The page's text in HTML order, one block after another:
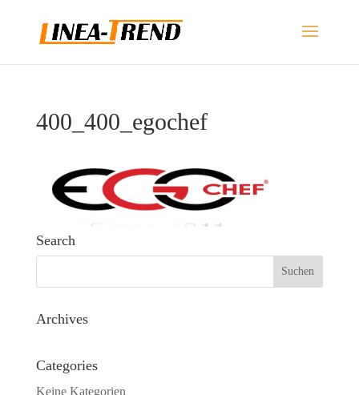
400_400_egochef
Search
Archives
Categories
Keine Kategorien